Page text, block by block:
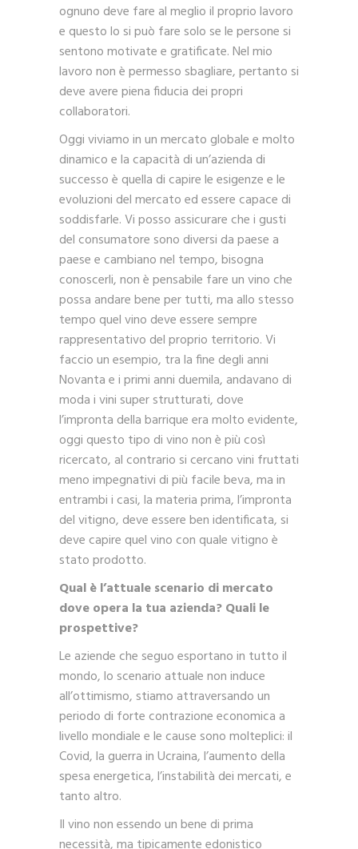
ognuno deve fare al meglio il proprio lavoro
e questo lo si può fare solo se le persone si
sentono motivate e gratificate. Nel mio
lavoro non è permesso sbagliare, pertanto si
deve avere piena fiducia dei propri
collaboratori.
Oggi viviamo in un mercato globale e molto
dinamico e la capacità di un’azienda di
successo è quella di capire le esigenze e le
evoluzioni del mercato ed essere capace di
soddisfarle. Vi posso assicurare che i gusti
del consumatore sono diversi da paese a
paese e cambiano nel tempo, bisogna
conoscerli, non è pensabile fare un vino che
possa andare bene per tutti, ma allo stesso
tempo quel vino deve essere sempre
rappresentativo del proprio territorio. Vi
faccio un esempio, tra la fine degli anni
Novanta e i primi anni duemila, andavano di
moda i vini super strutturati, dove
l’impronta della barrique era molto evidente,
oggi questo tipo di vino non è più così
ricercato, al contrario si cercano vini fruttati
meno impegnativi di più facile beva, ma in
entrambi i casi, la materia prima, l’impronta
del vitigno, deve essere ben identificata, si
deve capire quel vino con quale vitigno è
stato prodotto.
Qual è l’attuale scenario di mercato
dove opera la tua azienda? Quali le
prospettive?
Le aziende che seguo esportano in tutto il
mondo, lo scenario attuale non induce
all’ottimismo, stiamo attraversando un
periodo di forte contrazione economica a
livello mondiale e le cause sono molteplici: il
Covid, la guerra in Ucraina, l’aumento della
spesa energetica, l’instabilità dei mercati, e
tanto altro.
Il vino non essendo un bene di prima